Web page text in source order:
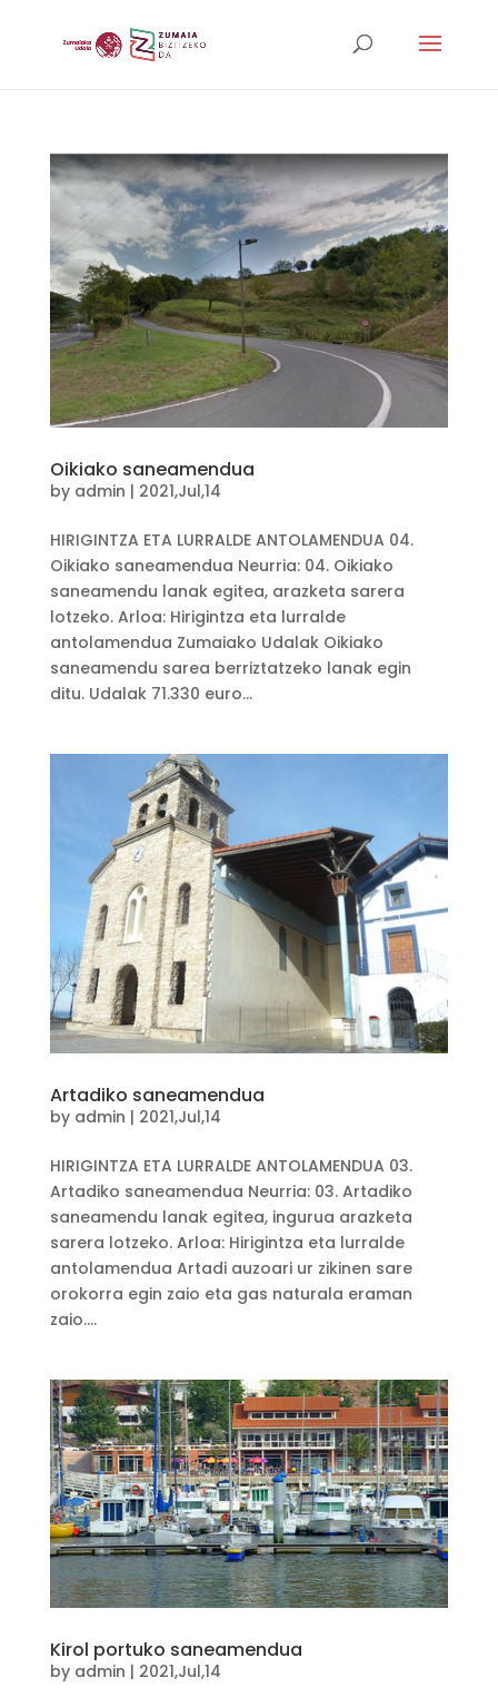
Oikiako saneamendua
by admin | 2021,Jul,14
HIRIGINTZA ETA LURRALDE ANTOLAMENDUA 04.
Oikiako saneamendua Neurria: 04. Oikiako
saneamendu lanak egitea, arazketa sarera
lotzeko. Arloa: Hirigintza eta lurralde
antolamendua Zumaiako Udalak Oikiako
saneamendu sarea berriztatzeko lanak egin
ditu. Udalak 71.330 euro...
Artadiko saneamendua
by admin | 2021,Jul,14
HIRIGINTZA ETA LURRALDE ANTOLAMENDUA 03.
Artadiko saneamendua Neurria: 03. Artadiko
saneamendu lanak egitea, ingurua arazketa
sarera lotzeko. Arloa: Hirigintza eta lurralde
antolamendua Artadi auzoari ur zikinen sare
orokorra egin zaio eta gas naturala eraman
zaio....
Kirol portuko saneamendua
by admin | 2021,Jul,14